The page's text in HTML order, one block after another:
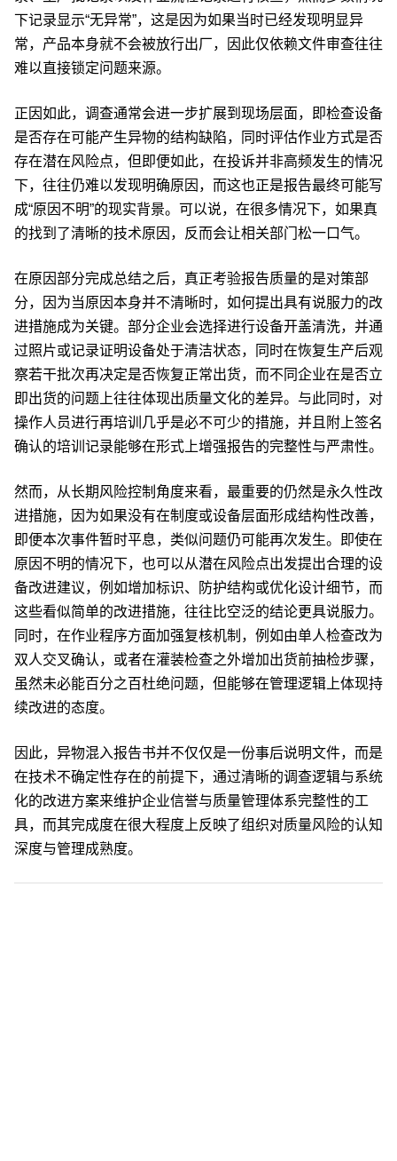
下记录显示“无异常”，这是因为如果当时已经发现明显异
常，产品本身就不会被放行出厂，因此仅依赖文件审查往往
难以直接锁定问题来源。
正因如此，调查通常会进一步扩展到现场层面，即检查设备
是否存在可能产生异物的结构缺陷，同时评估作业方式是否
存在潜在风险点，但即便如此，在投诉并非高频发生的情况
下，往往仍难以发现明确原因，而这也正是报告最终可能写
成“原因不明”的现实背景。可以说，在很多情况下，如果真
的找到了清晰的技术原因，反而会让相关部门松一口气。
在原因部分完成总结之后，真正考验报告质量的是对策部
分，因为当原因本身并不清晰时，如何提出具有说服力的改
进措施成为关键。部分企业会选择进行设备开盖清洗，并通
过照片或记录证明设备处于清洁状态，同时在恢复生产后观
察若干批次再决定是否恢复正常出货，而不同企业在是否立
即出货的问题上往往体现出质量文化的差异。与此同时，对
操作人员进行再培训几乎是必不可少的措施，并且附上签名
确认的培训记录能够在形式上增强报告的完整性与严肃性。
然而，从长期风险控制角度来看，最重要的仍然是永久性改
进措施，因为如果没有在制度或设备层面形成结构性改善，
即便本次事件暂时平息，类似问题仍可能再次发生。即使在
原因不明的情况下，也可以从潜在风险点出发提出合理的设
备改进建议，例如增加标识、防护结构或优化设计细节，而
这些看似简单的改进措施，往往比空泛的结论更具说服力。
同时，在作业程序方面加强复核机制，例如由单人检查改为
双人交叉确认，或者在灌装检查之外增加出货前抽检步骤，
虽然未必能百分之百杜绝问题，但能够在管理逻辑上体现持
续改进的态度。
因此，异物混入报告书并不仅仅是一份事后说明文件，而是
在技术不确定性存在的前提下，通过清晰的调查逻辑与系统
化的改进方案来维护企业信誉与质量管理体系完整性的工
具，而其完成度在很大程度上反映了组织对质量风险的认知
深度与管理成熟度。